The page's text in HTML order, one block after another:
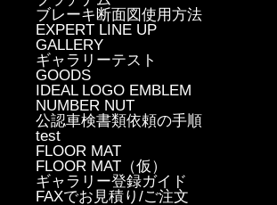
ブレーキ断面図使用方法
EXPERT LINE UP
GALLERY
ギャラリーテスト
GOODS
IDEAL LOGO EMBLEM
NUMBER NUT
公認車検書類依頼の手順
test
FLOOR MAT
FLOOR MAT（仮）
ギャラリー登録ガイド
FAXでお見積り/ご注文